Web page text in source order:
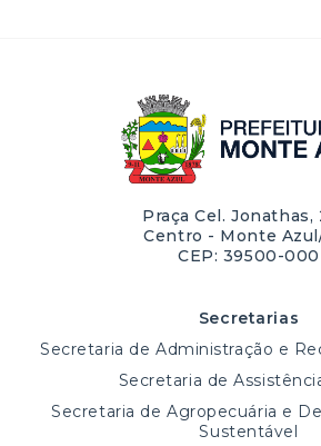
Praça Cel. Jonathas,
Centro - Monte
CEP: 39500-000
Secretarias
Secretaria de Administração e
Secretaria de
Secretaria de Agropecuária e
Sustentável